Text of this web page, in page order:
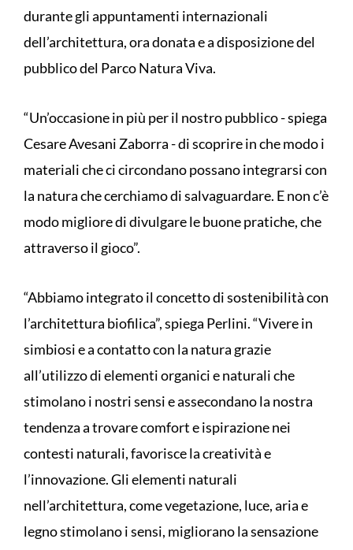
durante gli appuntamenti internazionali
dell’architettura, ora donata e a disposizione del
pubblico del Parco Natura Viva.
“Un’occasione in più per il nostro pubblico - spiega
Cesare Avesani Zaborra - di scoprire in che modo i
materiali che ci circondano possano integrarsi con
la natura che cerchiamo di salvaguardare. E non c’è
modo migliore di divulgare le buone pratiche, che
attraverso il gioco”.
“Abbiamo integrato il concetto di sostenibilità con
l’architettura biofilica”, spiega Perlini. “Vivere in
simbiosi e a contatto con la natura grazie
all’utilizzo di elementi organici e naturali che
stimolano i nostri sensi e assecondano la nostra
tendenza a trovare comfort e ispirazione nei
contesti naturali, favorisce la creatività e
l’innovazione. Gli elementi naturali
nell’architettura, come vegetazione, luce, aria e
legno stimolano i sensi, migliorano la sensazione